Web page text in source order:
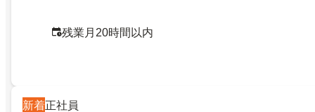
残業月20時間以内
新着正社員